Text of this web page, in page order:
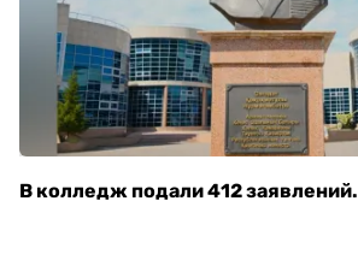
В колледж подали 412 заявлений.